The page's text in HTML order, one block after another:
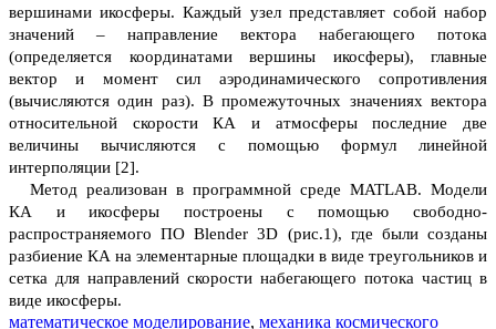
вершинами икосферы. Каждый узел представляет собой набор
значений – направление вектора набегающего потока
(определяется координатами вершины икосферы), главные
вектор и момент сил аэродинамического сопротивления
(вычисляются один раз). В промежуточных значениях вектора
относительной скорости КА и атмосферы последние две
величины вычисляются с помощью формул линейной
интерполяции [2].
Метод реализован в программной среде MATLAB. Модели
КА и икосферы построены с помощью свободно-
распространяемого ПО Blender 3D (рис.1), где были созданы
разбиение КА на элементарные площадки в виде треугольников и
сетка для направлений скорости набегающего потока частиц в
виде икосферы.
математическое моделирование, механика космического